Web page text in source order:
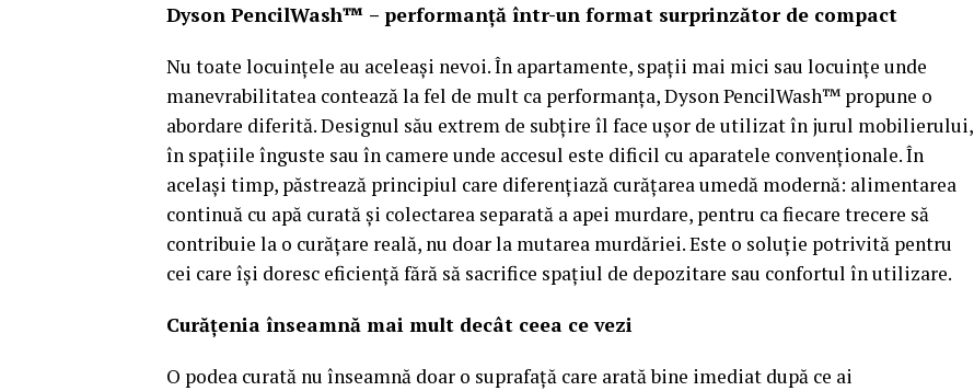
Dyson PencilWash™ – performanță într-un format surprinzător de compact
Nu toate locuințele au aceleași nevoi. În apartamente, spații mai mici sau locuințe unde
manevrabilitatea contează la fel de mult ca performanța, Dyson PencilWash™ propune o
abordare diferită. Designul său extrem de subțire îl face ușor de utilizat în jurul mobilierului,
în spațiile înguste sau în camere unde accesul este dificil cu aparatele convenționale. În
același timp, păstrează principiul care diferențiază curățarea umedă modernă: alimentarea
continuă cu apă curată și colectarea separată a apei murdare, pentru ca fiecare trecere să
contribuie la o curățare reală, nu doar la mutarea murdăriei. Este o soluție potrivită pentru
cei care își doresc eficiență fără să sacrifice spațiul de depozitare sau confortul în utilizare.
Curățenia înseamnă mai mult decât ceea ce vezi
O podea curată nu înseamnă doar o suprafață care arată bine imediat după ce ai